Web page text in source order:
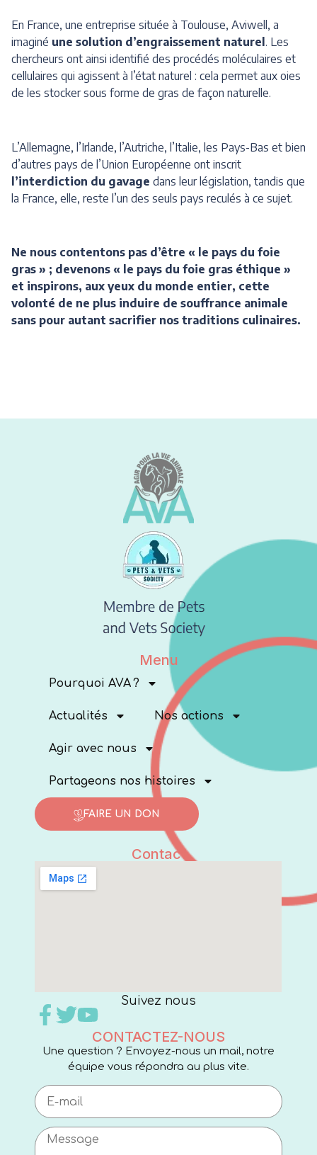
En France, une entreprise située à Toulouse, Aviwell, a
imaginé une solution d’engraissement naturel. Les
chercheurs ont ainsi identifié des procédés moléculaires et
cellulaires qui agissent à l’état naturel : cela permet aux oies
de les stocker sous forme de gras de façon naturelle.
L’Allemagne, l’Irlande, l’Autriche, l’Italie, les Pays-Bas et bien
d’autres pays de l’Union Européenne ont inscrit
l’interdiction du gavage dans leur législation, tandis que
la France, elle, reste l’un des seuls pays reculés à ce sujet.
Ne nous contentons pas d’être « le pays du foie
gras » ; devenons « le pays du foie gras éthique »
et inspirons, aux yeux du monde entier, cette
volonté de ne plus induire de souffrance animale
sans pour autant sacrifier nos traditions culinaires.
Menu
Pourquoi AVA ?
Actualités Nos actions
Agir avec nous
Partageons nos histoires
FAIRE UN DON
Contact
Suivez nous
CONTACTEZ-NOUS
Une question ? Envoyez-nous un mail, notre
équipe vous répondra au plus vite.